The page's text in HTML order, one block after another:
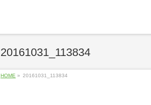
20161031_113834
HOME » 20161031_113834